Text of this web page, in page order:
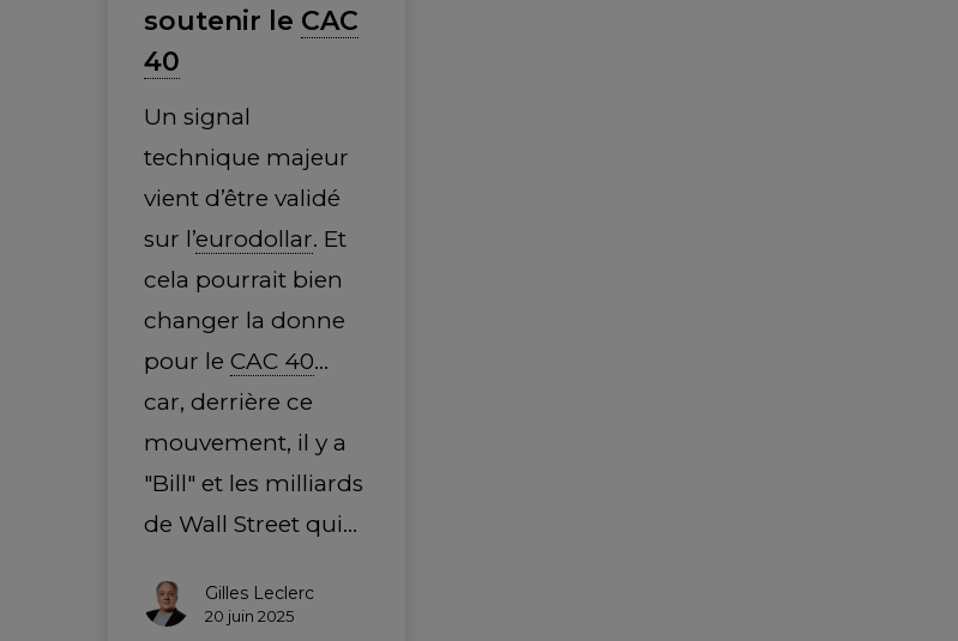
soutenir le CAC
40
Un signal
technique majeur
vient d’être validé
sur l’eurodollar. Et
cela pourrait bien
changer la donne
pour leCAC 40...
car, derrière ce
mouvement, il y a
"Bill" et les milliards
de Wall Street qui…
Gilles Leclerc
20 juin 2025